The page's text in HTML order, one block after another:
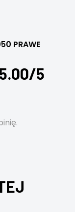
PRAWE
5.00/5